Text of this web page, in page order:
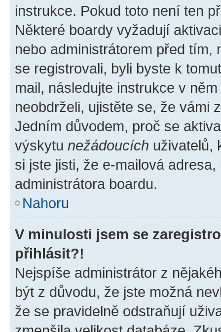
instrukce. Pokud toto není ten
Některé boardy vyžadují
nebo administrátorem před tím,
se registrovali, byli byste k
mail, následujte instrukce v
neobdrželi, ujistěte se, že vámi
Jedním důvodem, proč se
výskytu nežádoucích uživatelů,
si jste jisti, že e-mailová
administrátora boardu.
Nahoru
V minulosti jsem se
přihlásit?!
Nejspíše administrátor z
být z důvodu, že jste možná
že se pravidelně odstraňují